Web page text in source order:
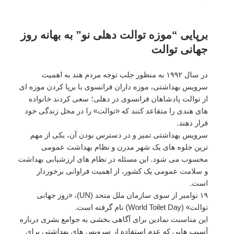
برپایی “موزه توالت دهلی نو” به بهانه روز
جهانی توالت
در سال ۱۹۹۲ به منظور جلب توجه مردم هند به اهمیت
سرویس بهداشتی، موزه داران فرانسوی با برپا کردن موزه ای
از توالت پادشاهان فرانسوی در دهلی؛ سعی کردند خانواده
های هندی را متقاعد کنند که «توالت» را در محل زندگی خود
قرار دهند.
سرویس بهداشتی تمیز و در دسترس بودن آن، یکی از مهم
ترین جلوه های یک شهر مدرن و نظام بهداشت عمومی
محسوب می شود. این مسئله در نظام های ارزشیابی بهداشت
و سلامت عمومی یک کشور، از اهمیت فراوانی برخوردار
است.
۱۹ نوامبر از سوی سازمان ملل متحد (UN)، «روز جهانی
توالت» (World Toilet Day) نام گرفته است.
این مناسبت نمادین برای آگاهی بخشی به جوامع بشری درباره
آسیب هایی که عدم استفاده از سرویس های بهداشتی برای